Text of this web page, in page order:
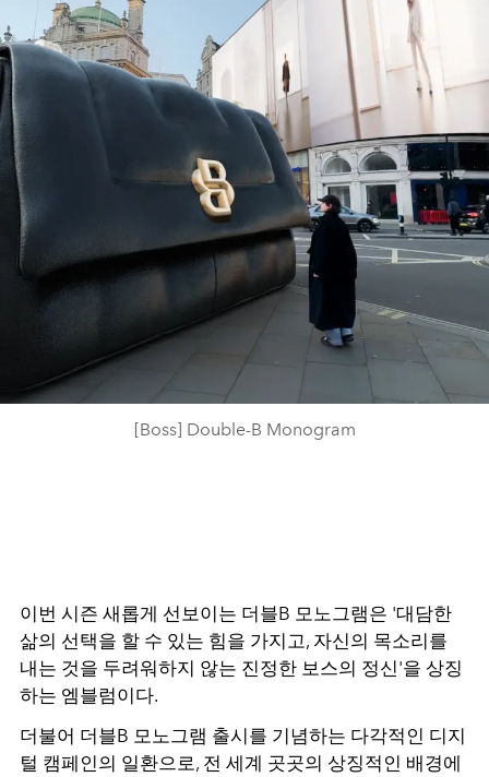
[Boss] Double-B Monogram
이번 시즌 새롭게 선보이는 더블B 모노그램은 '대담한
삶의 선택을 할 수 있는 힘을 가지고, 자신의 목소리를
내는 것을 두려워하지 않는 진정한 보스의 정신'을 상징
하는 엠블럼이다.
더불어 더블B 모노그램 출시를 기념하는 다각적인 디지
털 캠페인의 일환으로, 전 세계 곳곳의 상징적인 배경에